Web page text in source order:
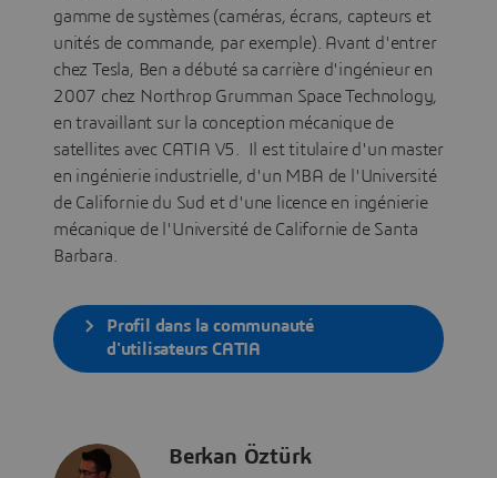
gamme de systèmes (caméras, écrans, capteurs et
unités de commande, par exemple). Avant d'entrer
chez Tesla, Ben a débuté sa carrière d'ingénieur en
2007 chez Northrop Grumman Space Technology,
en travaillant sur la conception mécanique de
satellites avec CATIA V5. Il est titulaire d'un master
en ingénierie industrielle, d'un MBA de l'Université
de Californie du Sud et d'une licence en ingénierie
mécanique de l'Université de Californie de Santa
Barbara.
Profil dans la communauté
d'utilisateurs CATIA
Berkan Öztürk